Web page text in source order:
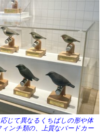
じて異なるくちばしの形や体
ンチ類の、上質なバードカー